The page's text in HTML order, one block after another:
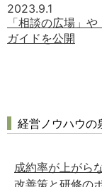
2023.9.1
「相談の広場」
ガイドを公開
経営ノウハウの
成約率が上がら
改善策と研修の